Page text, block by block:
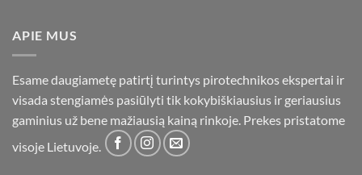
APIE MUS
Esame daugiametę patirtį turintys pirotechnikos ekspertai ir
visada stengiamės pasiūlyti tik kokybiškiausius ir geriausius
gaminius už bene mažiausią kainą rinkoje. Prekes pristatome
visoje Lietuvoje.